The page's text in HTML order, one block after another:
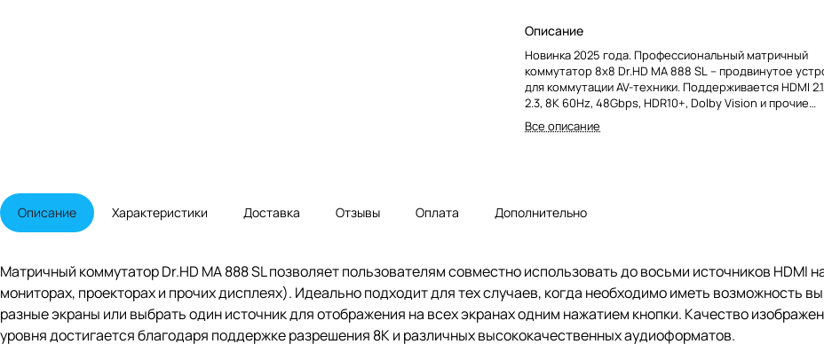
Описание
Новинка 2025 года. Профессиональный матричный
коммутатор 8x8 Dr.HD MA 888 SL – продвинутое
для коммутации AV-техники. Поддерживается HDMI
2.3, 8K 60Hz, 48Gbps, HDR10+, Dolby Vision и прочие
продвинутые опции. Имеет 8 цифровых аудиовыходов
аналоговых L/R Audio. Для глубокой интеграции со
Все описание
Описание Характеристики Доставка Отзывы Оплата Дополнительно
Матричный коммутатор Dr.HD MA 888 SL позволяет пользователям совместно использовать до восьми источников HDMI
мониторах, проекторах и прочих дисплеях). Идеально подходит для тех случаев, когда необходимо иметь возможность
разные экраны или выбрать один источник для отображения на всех экранах одним нажатием кнопки. Качество
уровня достигается благодаря поддержке разрешения 8K и различных высококачественных аудиоформатов.